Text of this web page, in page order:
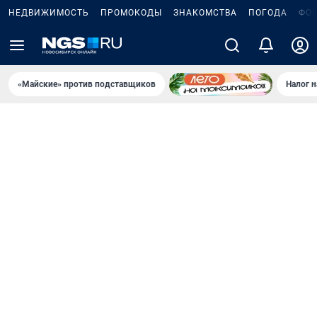
НЕДВИЖИМОСТЬ ПРОМОКОДЫ ЗНАКОМСТВА ПОГОДА
«Майские» против подставщиков Налог